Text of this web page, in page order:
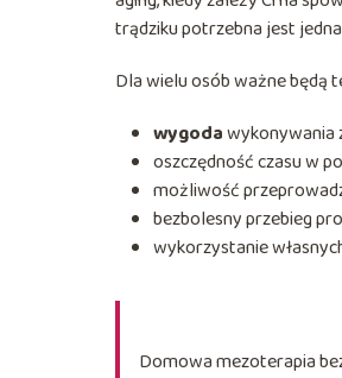
trądziku potrzebna jest
Dla wielu osób ważne będą
wygodawykonywania
oszczędność czasu w
możliwość
bezbolesny przebieg
wykorzystanie
Domowa mezoterapia